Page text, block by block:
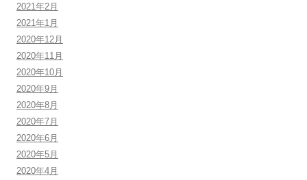
2021年2月
2021年1月
2020年12月
2020年11月
2020年10月
2020年9月
2020年8月
2020年7月
2020年6月
2020年5月
2020年4月